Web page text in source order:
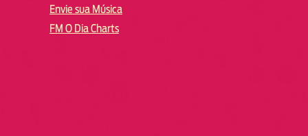
Envie sua Música
FM O Dia Charts